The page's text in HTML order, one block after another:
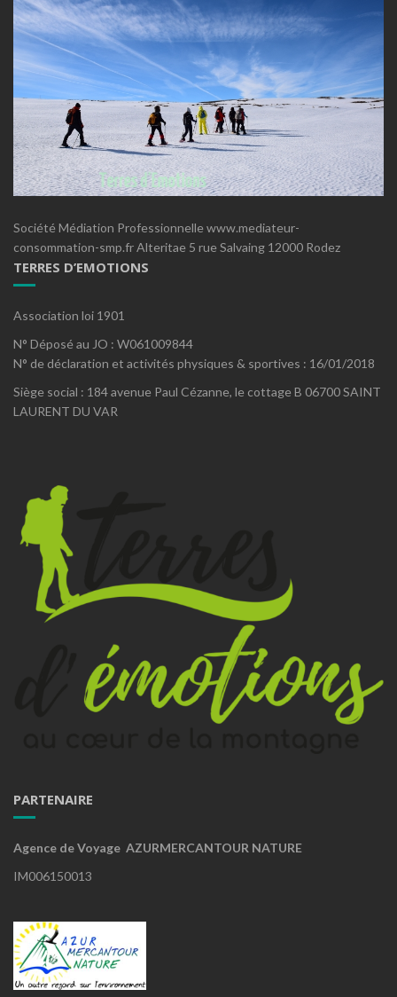
Société Médiation Professionnelle www.mediateur-
consommation-smp.fr Alteritae 5 rue Salvaing 12000 Rodez
TERRES D’EMOTIONS
Association loi 1901
N° Déposé au JO : W061009844
N° de déclaration et activités physiques & sportives : 16/01/2018
Siège social : 184 avenue Paul Cézanne, le cottage B 06700 SAINT
LAURENT DU VAR
PARTENAIRE
Agence de Voyage AZURMERCANTOUR NATURE
IM006150013